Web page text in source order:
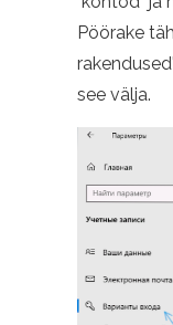
Pöörake
see välja.